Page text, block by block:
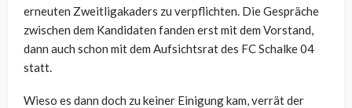
erneuten Zweitligakaders zu verpflichten. Die Gespräche
zwischen dem Kandidaten fanden erst mit dem Vorstand,
dann auch schon mit dem Aufsichtsrat des FC Schalke 04
statt.
Wieso es dann doch zu keiner Einigung kam, verrät der